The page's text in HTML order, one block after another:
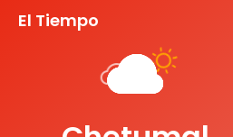
El Tiempo